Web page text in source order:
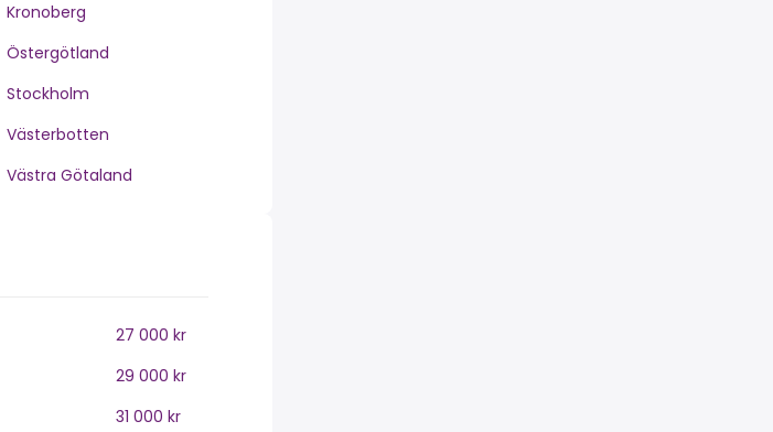
Kronoberg
Östergötland
Stockholm
Västerbotten
Västra Götaland
27 000 kr
29 000 kr
31 000 kr